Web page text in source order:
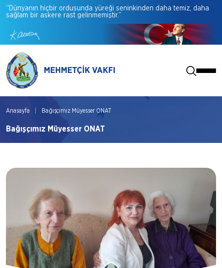
“Dünyanın hiçbir ordusunda yüreği seninkinden daha temiz, daha
sağlam bir askere rast gelinmemiştir.”
Anasayfa Bağışçımız Müyesser ONAT
Bağışçımız Müyesser ONAT